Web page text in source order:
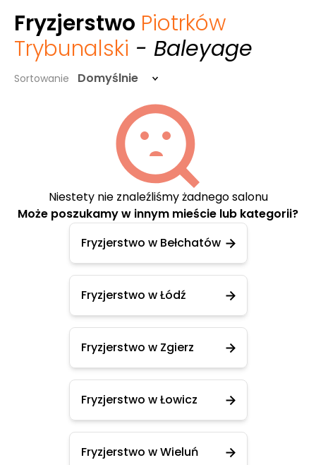
Fryzjerstwo Piotrków
Trybunalski - Baleyage
Sortowanie Domyślnie
Niestety nie znaleźliśmy żadnego salonu
Może poszukamy w innym mieście lub kategorii?
Fryzjerstwo w Bełchatów
Fryzjerstwo w Łódź
Fryzjerstwo w Zgierz
Fryzjerstwo w Łowicz
Fryzjerstwo w Wieluń